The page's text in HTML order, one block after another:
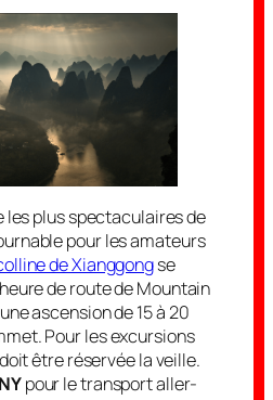
les plus spectaculaires de
pour les amateurs
de Xianggongse
de route de Mountain
ascension de 15 à 20
Pour les excursions
être réservée la veille.
pour le transport aller-